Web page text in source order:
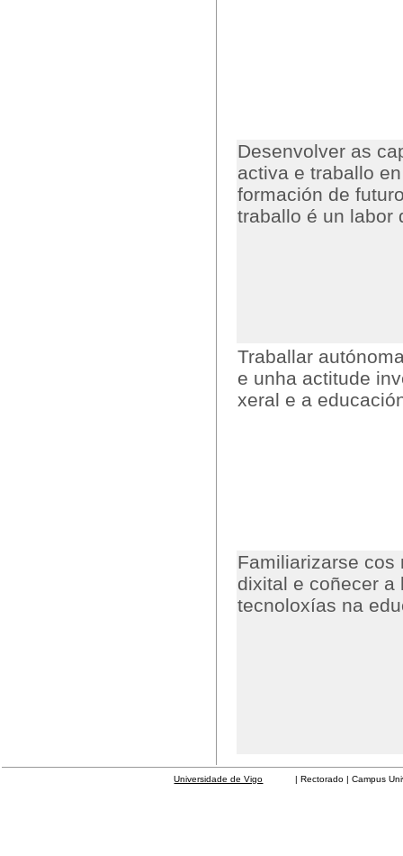
Desenvolver as
activa e traballo
formación de
traballo é un labor
Traballar
e unha actitude
xeral e a
Familiarizarse cos
dixital e coñecer a
tecnoloxías na
Universidade de Vigo | Rectorado | Campus